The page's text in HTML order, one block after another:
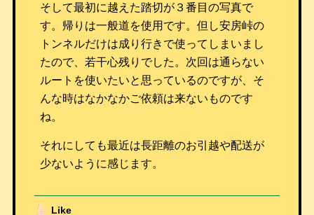
そして最初に越えた踏切が３番目の写真で
す。帰りは一般道を使用です。但し安房峠の
トンネルだけは成り行きで使ってしまいまし
たので、若干心残りでした。次回は通らない
ルートを使いたいと思っているのですが、そ
んな時はなかなかご依頼は来ないものです
ね。
それにしても最近は長距離のお引越や配送が
少ないように感じます。
Like